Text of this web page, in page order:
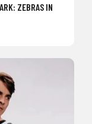
ZEBRAS IN